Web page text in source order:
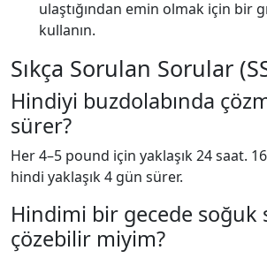
ulaştığından emin olmak için bir
kullanın.
Sıkça Sorulan Sorular
Hindiyi buzdolabında
sürer?
Her 4–5 pound için yaklaşık 24 saat.
hindi yaklaşık 4 gün sürer.
Hindimi bir gecede soğuk
çözebilir miyim?